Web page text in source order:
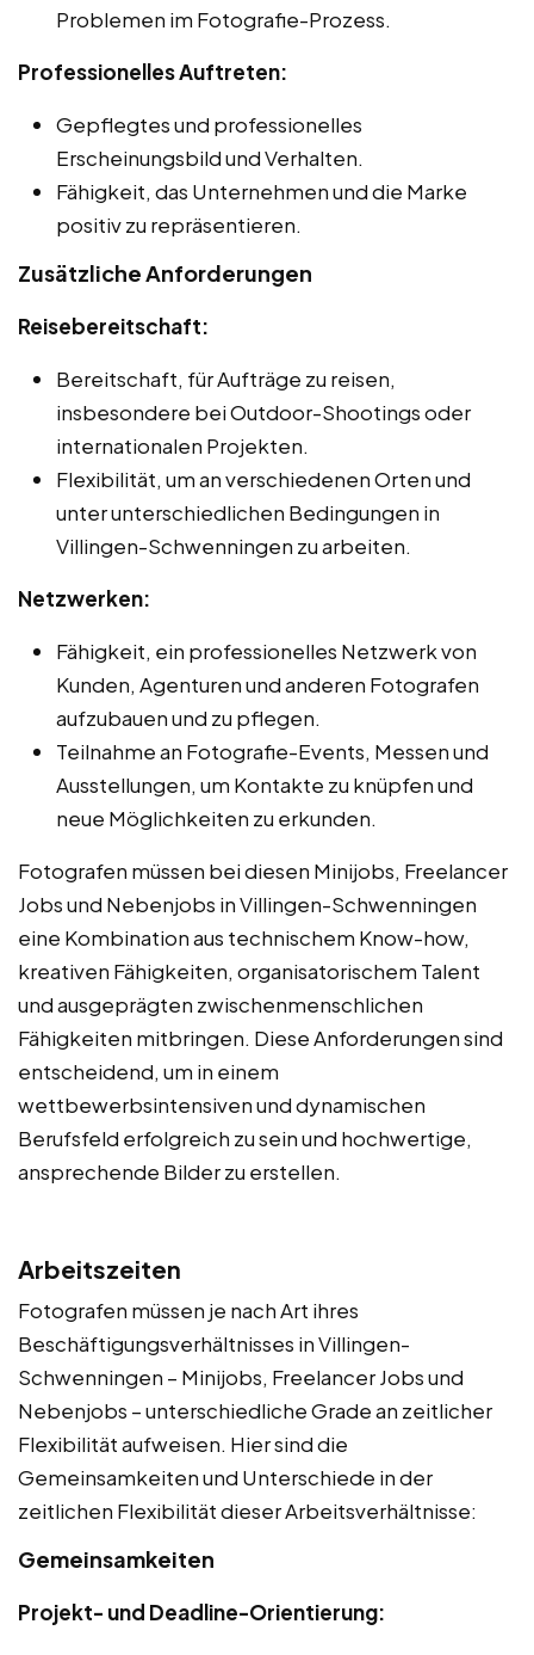
Problemen im Fotografie-Prozess.
Professionelles Auftreten:
Gepflegtes und professionelles
Erscheinungsbild und Verhalten.
Fähigkeit, das Unternehmen und die Marke
positiv zu repräsentieren.
Zusätzliche Anforderungen
Reisebereitschaft:
Bereitschaft, für Aufträge zu reisen,
insbesondere bei Outdoor-Shootings oder
internationalen Projekten.
Flexibilität, um an verschiedenen Orten und
unter unterschiedlichen Bedingungen in
Villingen-Schwenningen zu arbeiten.
Netzwerken:
Fähigkeit, ein professionelles Netzwerk von
Kunden, Agenturen und anderen Fotografen
aufzubauen und zu pflegen.
Teilnahme an Fotografie-Events, Messen und
Ausstellungen, um Kontakte zu knüpfen und
neue Möglichkeiten zu erkunden.
Fotografen müssen bei diesen Minijobs, Freelancer
Jobs und Nebenjobs in Villingen-Schwenningen
eine Kombination aus technischem Know-how,
kreativen Fähigkeiten, organisatorischem Talent
und ausgeprägten zwischenmenschlichen
Fähigkeiten mitbringen. Diese Anforderungen sind
entscheidend, um in einem
wettbewerbsintensiven und dynamischen
Berufsfeld erfolgreich zu sein und hochwertige,
ansprechende Bilder zu erstellen.
Arbeitszeiten
Fotografen müssen je nach Art ihres
Beschäftigungsverhältnisses in Villingen-
Schwenningen – Minijobs, Freelancer Jobs und
Nebenjobs – unterschiedliche Grade an zeitlicher
Flexibilität aufweisen. Hier sind die
Gemeinsamkeiten und Unterschiede in der
zeitlichen Flexibilität dieser Arbeitsverhältnisse:
Gemeinsamkeiten
Projekt- und Deadline-Orientierung: